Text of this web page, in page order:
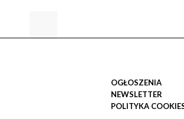
OGŁOSZENIA
NEWSLETTER
POLITYKA